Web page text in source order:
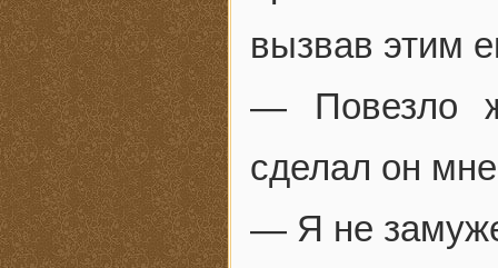
вызвав этим
— Повезло
сделал он
— Я не